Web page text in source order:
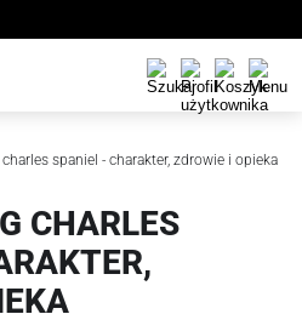
spaniel - charakter, zdrowie i opieka
CHARLES